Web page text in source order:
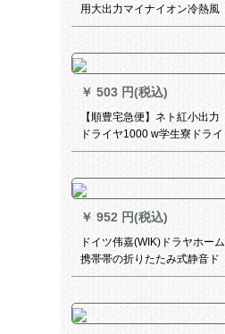
用大出力マイナイオン冷熱風
BHC 202/05
￥ 503 円(税込)
【順豊宅急便】ネト紅小出力
ドライヤ1000 w学生寮ドライ
ヤ寮家庭用小型ドライヤ携帯
ったら3000 Wプロシュート。
￥ 952 円(税込)
ドイツ伟嘉(WIK)ドラヤホーム
携帯帯の折りたたみ式静音ド
ラヤー専门家5422 FDネビル